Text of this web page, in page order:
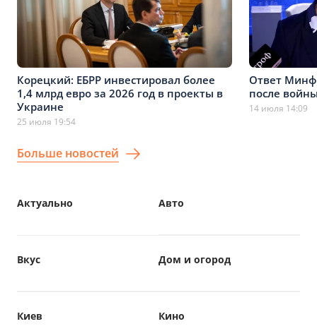
Корецкий: ЕБРР инвестировал более
1,4 млрд евро за 2026 год в проекты в
Украине
25 июля 19:54
Ответ
после
14 июля 14:09
Больше новостей
Авто
Актуально
Вкус Дом и огород
Киев Кино